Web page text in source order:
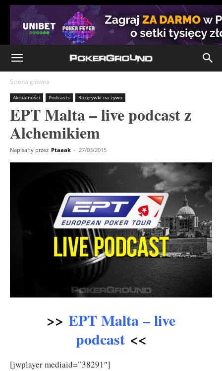
Strona główna
Aktualności Podcasts Rozgrywki na żywo
EPT Malta – live podcast z
Alchemikiem
Napisany przez Ptaaak - 27/03/2015
>> EPT Malta – live
podcast<<
[jwplayer mediaid=”38291″]